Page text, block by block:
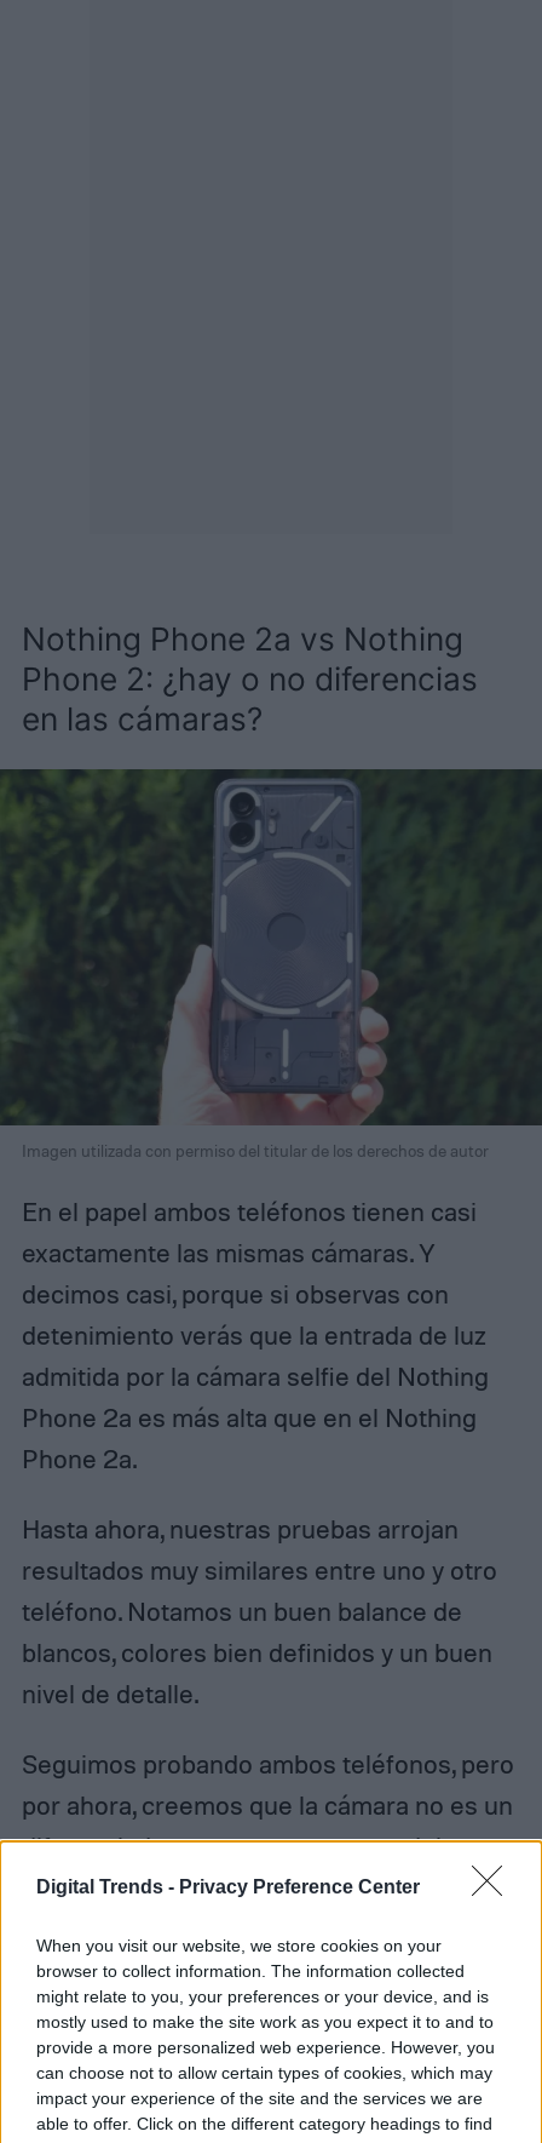
Digital Trends - Privacy Preference Center
When you visit our website, we store cookies on your
browser to collect information. The information collected
might relate to you, your preferences or your device, and is
mostly used to make the site work as you expect it to and to
provide a more personalized web experience. However, you
can choose not to allow certain types of cookies, which may
impact your experience of the site and the services we are
able to offer. Click on the different category headings to find
Nothing Phone 2a vs Nothing
Phone 2: ¿hay o no diferencias
en las cámaras?
Imagen utilizada con permiso del titular de los derechos de autor
En el papel ambos teléfonos tienen casi
exactamente las mismas cámaras. Y
decimos casi, porque si observas con
detenimiento verás que la entrada de luz
admitida por la cámara selfie del Nothing
Phone 2a es más alta que en el Nothing
Phone 2a.
Hasta ahora, nuestras pruebas arrojan
resultados muy similares entre uno y otro
teléfono. Notamos un buen balance de
blancos, colores bien definidos y un buen
nivel de detalle.
Seguimos probando ambos teléfonos, pero
por ahora, creemos que la cámara no es un
diferenciador entre uno y otro modelo.